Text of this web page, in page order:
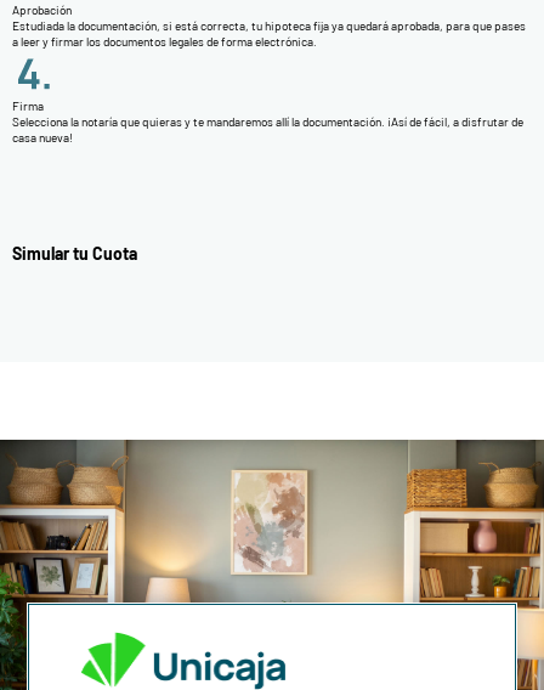
Aprobación
Estudiada la documentación, si está correcta, tu hipoteca fija ya quedará aprobada, para que pases
a leer y firmar los documentos legales de forma electrónica.
Firma
Selecciona la notaría que quieras y te mandaremos allí la documentación. ¡Así de fácil, a disfrutar de
casa nueva!
Simular tu Cuota